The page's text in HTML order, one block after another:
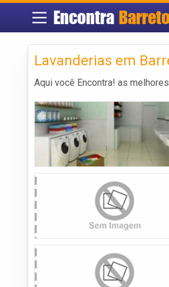
Encontra
Lavanderias em
Aqui você Encontra! as melhores